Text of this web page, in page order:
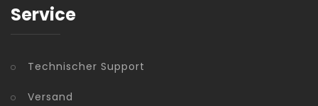
Service
Technischer Support
Versand